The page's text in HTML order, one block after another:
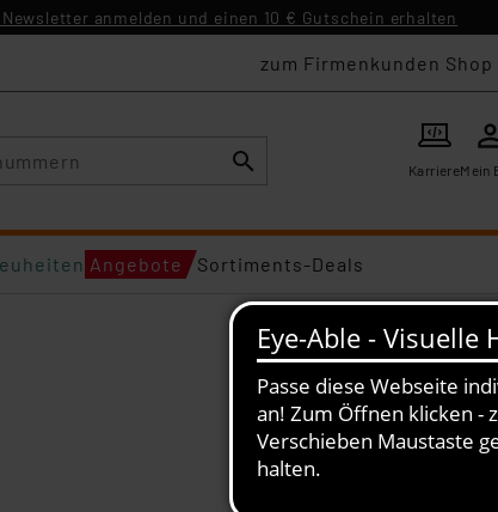
anmelden und einen 10 € Gutschein erhalten
zum Firmenkunden Shop
KarriereMein
Angebote Sortiments-Deals